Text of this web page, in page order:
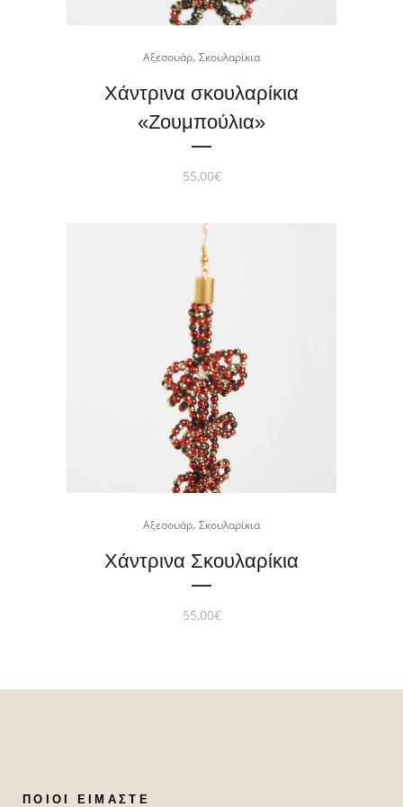
Αξεσουάρ, Σκουλαρίκια
Χάντρινα σκουλαρίκια
«Zoυμπούλια»
55,00€
Αξεσουάρ, Σκουλαρίκια
Χάντρινα Σκουλαρίκια
55,00€
ΠΟΙΟΙ ΕΊΜΑΣΤΕ